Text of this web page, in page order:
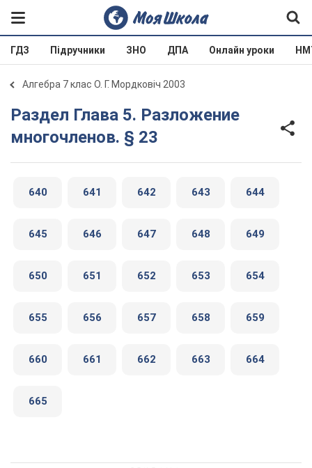
ГДЗ Підручники ЗНО ДПА Онлайн уроки
Алгебра 7 клас О. Г. Мордковіч 2003
Раздел Глава 5. Разложение
многочленов. § 23
640 641 642 643 644
645 646 647 648 649
650 651 652 653 654
655 656 657 658 659
660 661 662 663 664
665